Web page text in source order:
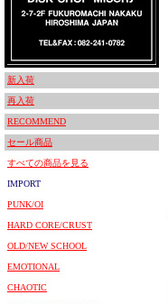
新入荷
再入荷
RECOMMEND
セール商品
すべての商品を見る
IMPORT
PUNK/OI
HARD CORE/CRUST
OLD/NEW SCHOOL
EMOTIONAL
CHAOTIC